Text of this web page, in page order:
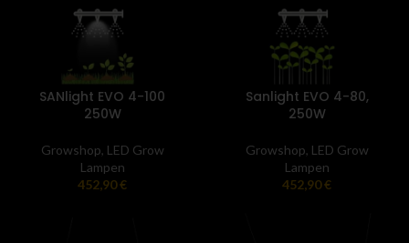
SANlight EVO 4-100
250W
Growshop, LED Grow
Lampen
452,90€
Sanlight EVO 4-80,
250W
Growshop, LED Grow
Lampen
452,90€